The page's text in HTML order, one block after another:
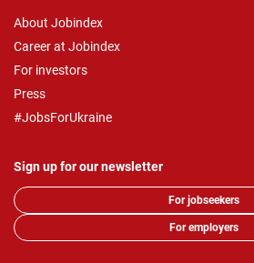
About Jobindex
Career at Jobindex
For investors
Press
#JobsForUkraine
Sign up for our newsletter
For jobseekers
For employers